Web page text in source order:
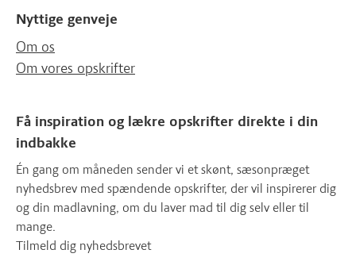
Nyttige genveje
Om os
Om vores opskrifter
Få inspiration og lækre opskrifter direkte i din
indbakke
Én gang om måneden sender vi et skønt, sæsonpræget
nyhedsbrev med spændende opskrifter, der vil inspirerer dig
og din madlavning, om du laver mad til dig selv eller til
mange.
Tilmeld dig nyhedsbrevet